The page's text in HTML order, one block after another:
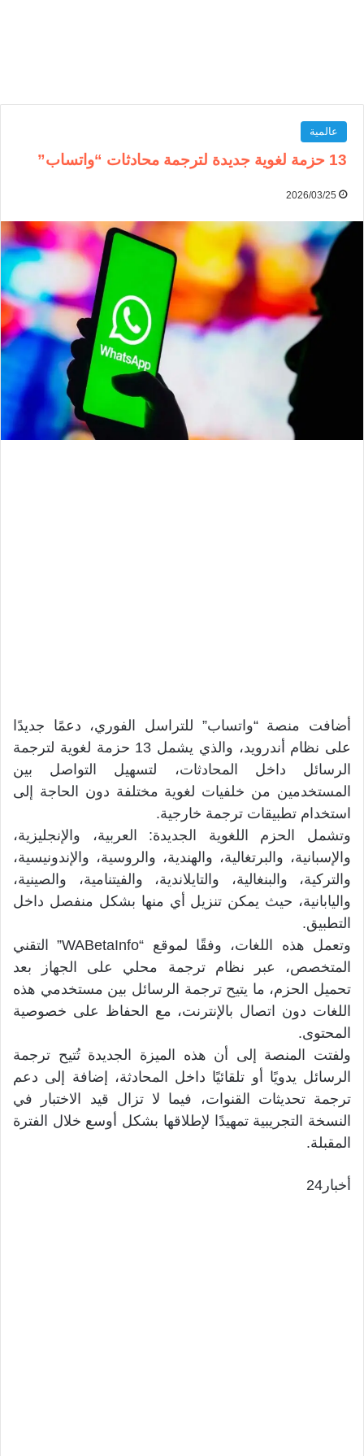
عالمية
13 حزمة لغوية جديدة لترجمة محادثات “واتساب”
2026/03/25
أضافت منصة “واتساب” للتراسل الفوري، دعمًا جديدًا
على نظام أندرويد، والذي يشمل 13 حزمة لغوية لترجمة
الرسائل داخل المحادثات، لتسهيل التواصل بين
المستخدمين من خلفيات لغوية مختلفة دون الحاجة إلى
استخدام تطبيقات ترجمة خارجية.
وتشمل الحزم اللغوية الجديدة: العربية، والإنجليزية،
والإسبانية، والبرتغالية، والهندية، والروسية، والإندونيسية،
والتركية، والبنغالية، والتايلاندية، والفيتنامية، والصينية،
واليابانية، حيث يمكن تنزيل أي منها بشكل منفصل داخل
التطبيق.
وتعمل هذه اللغات، وفقًا لموقع “WABetaInfo” التقني
المتخصص، عبر نظام ترجمة محلي على الجهاز بعد
تحميل الحزم، ما يتيح ترجمة الرسائل بين مستخدمي هذه
اللغات دون اتصال بالإنترنت، مع الحفاظ على خصوصية
المحتوى.
ولفتت المنصة إلى أن هذه الميزة الجديدة تُتيح ترجمة
الرسائل يدويًا أو تلقائيًا داخل المحادثة، إضافة إلى دعم
ترجمة تحديثات القنوات، فيما لا تزال قيد الاختبار في
النسخة التجريبية تمهيدًا لإطلاقها بشكل أوسع خلال الفترة
المقبلة.
أخبار24